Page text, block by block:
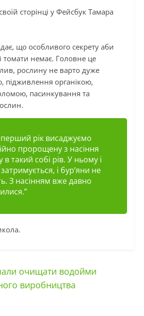
сторінці у Фейсбук Тамара
що особливого секрету аби
томати немає. Головне це
рослину не варто дуже
підживлення органікою,
пасинкування та
рік висаджуємо
пророщену з насіння
в такий собі рів. У ньому і
і бур’яни не
З насінням вже давно
очищати водойми
виробництва